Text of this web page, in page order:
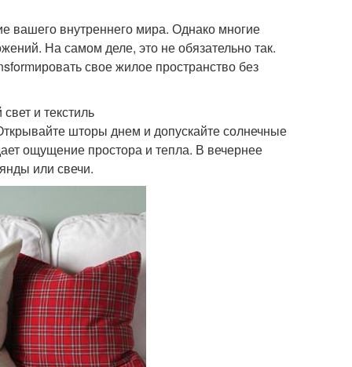
вашего внутреннего мира. Однако многие
На самом деле, это не обязательно так.
свое жилое пространство без
и текстиль
шторы днем и допускайте солнечные
ощущение простора и тепла. В вечернее
или свечи.